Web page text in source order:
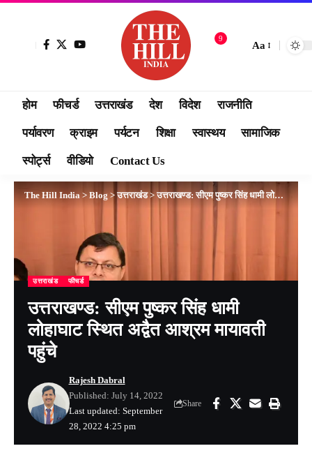
9
Aa
होम फीचर्ड उत्तराखंड देश विदेश राजनीति
पर्यावरण क्राइम पर्यटन शिक्षा स्वास्थय सामाजिक
स्पोर्ट्स वीडियो Contact Us
The Hill India>Blog>उत्तराखंड>उत्तराखण्ड: सीएम पुष्कर सिंह धामी लोहाघाट स्थित अद्वैत आश्रम मायावती पहुंचे
उत्तराखंड फीचर्ड
उत्तराखण्ड: सीएम पुष्कर सिंह धामी
लोहाघाट स्थित अद्वैत आश्रम मायावती
पहुंचे
Last updated: September
28, 2022 4:25 pm
Rajesh Dabral
Published: July 14, 2022
Share